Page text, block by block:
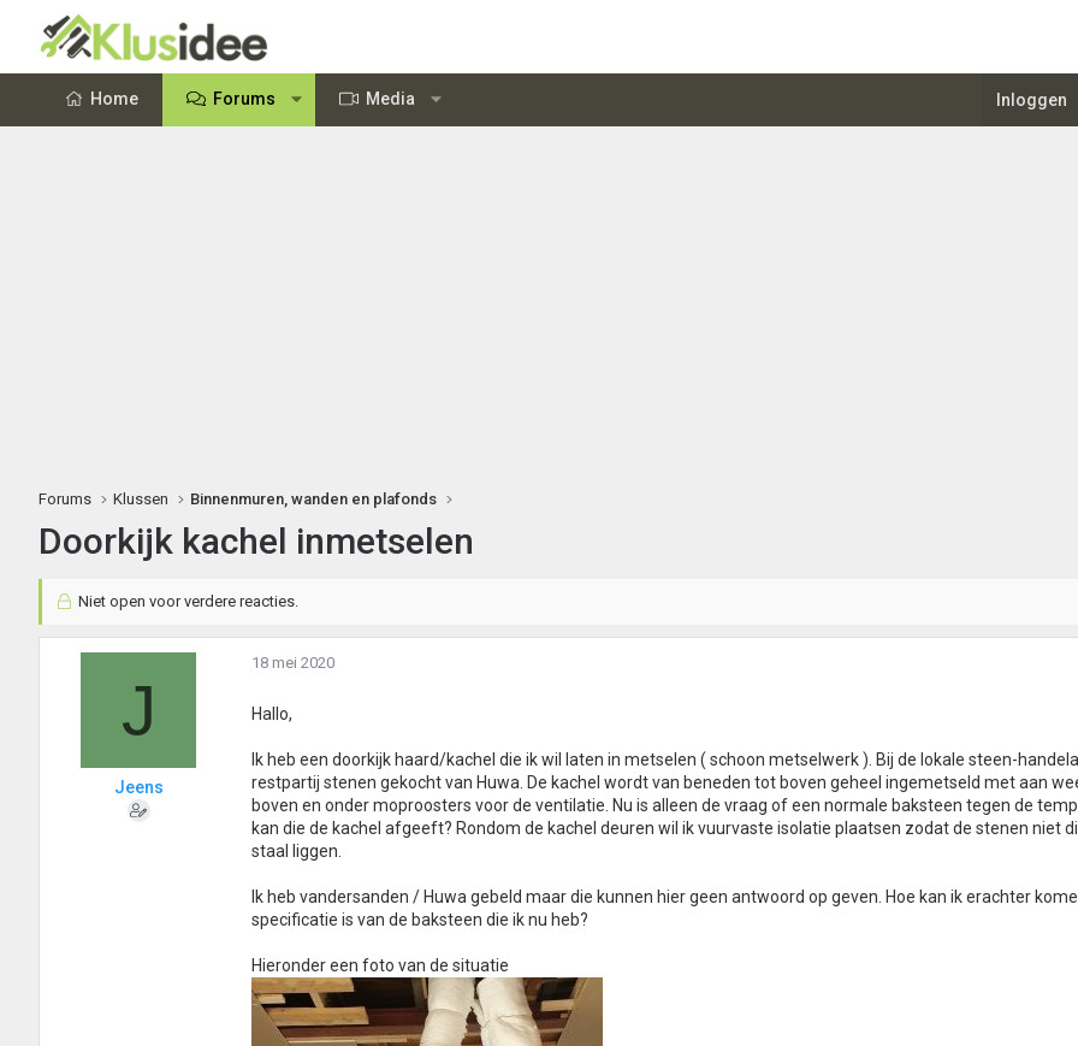
Home Forums Media Inloggen
Forums Klussen Binnenmuren, wanden en plafonds
Doorkijk kachel inmetselen
Niet open voor verdere reacties.
J
Jeens
18 mei 2020
Hallo,
Ik heb een doorkijk haard/kachel die ik wil laten in metselen ( schoon metselwerk ). Bij de lokale steen-
restpartij stenen gekocht van Huwa. De kachel wordt van beneden tot boven geheel ingemetseld met aan
boven en onder moproosters voor de ventilatie. Nu is alleen de vraag of een normale baksteen tegen de
kan die de kachel afgeeft? Rondom de kachel deuren wil ik vuurvaste isolatie plaatsen zodat de stenen niet
staal liggen.
Ik heb vandersanden / Huwa gebeld maar die kunnen hier geen antwoord op geven. Hoe kan ik erachter
specificatie is van de baksteen die ik nu heb?
Hieronder een foto van de situatie